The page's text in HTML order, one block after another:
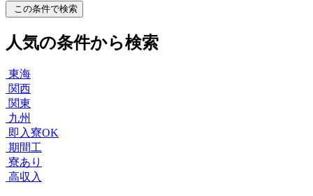
この条件で検索
人気の条件から検索
東海
関西
関東
九州
即入寮OK
期間工
寮あり
高収入